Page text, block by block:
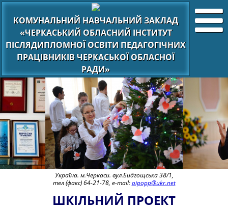
КОМУНАЛЬНИЙ НАВЧАЛЬНИЙ ЗАКЛАД
«ЧЕРКАСЬКИЙ ОБЛАСНИЙ ІНСТИТУТ
ПІСЛЯДИПЛОМНОЇ ОСВІТИ ПЕДАГОГІЧНИХ
ПРАЦІВНИКІВ ЧЕРКАСЬКОЇ ОБЛАСНОЇ
РАДИ»
Україна. м.Черкаси. вул.Бидгощська 38/1,
тел (факс) 64-21-78, e-mail:oipopp@ukr.net
ШКІЛЬНИЙ ПРОЕКТ